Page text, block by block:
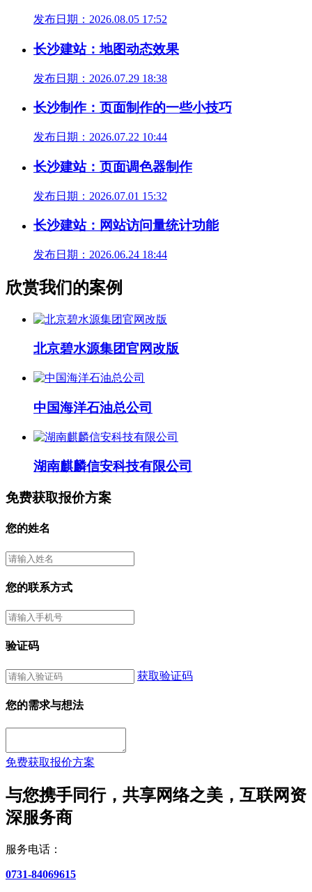
发布日期：2026.08.05 17:52
长沙建站：地图动态效果
发布日期：2026.07.29 18:38
长沙制作：页面制作的一些小技巧
发布日期：2026.07.22 10:44
长沙建站：页面调色器制作
发布日期：2026.07.01 15:32
长沙建站：网站访问量统计功能
发布日期：2026.06.24 18:44
欣赏我们的案例
北京碧水源集团官网改版
中国海洋石油总公司
湖南麒麟信安科技有限公司
免费获取报价方案
您的姓名
您的联系方式
验证码
获取验证码
您的需求与想法
免费获取报价方案
与您携手同行，共享网络之美，互联网资
深服务商
服务电话：
0731-84069615